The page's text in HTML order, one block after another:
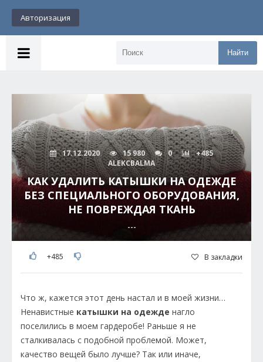
Авторизация
Найти
17.12.2020 15 980 0
+485
ALEKCBALMA
КАК УДАЛИТЬ КАТЫШКИ НА ОДЕЖДЕ
БЕЗ СПЕЦИАЛЬНОГО ОБОРУДОВАНИЯ,
НЕ ПОВРЕЖДАЯ ТКАНЬ
---
+485 В закладки
Что ж, кажется этот день настал и в моей жизни…
Ненавистные катышки на одежде нагло
поселились в моем гардеробе! Раньше я не
сталкивалась с подобной проблемой. Может,
качество вещей было лучше? Так или иначе,